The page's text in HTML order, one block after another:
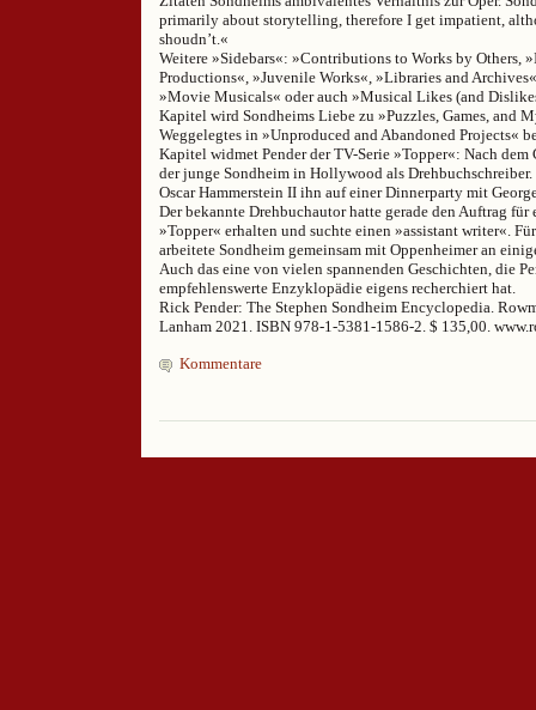
primarily about storytelling, therefore I get impatient,
shoudn’t.«
Weitere »Sidebars«: »Contributions to Works by Others,
Productions«, »Juvenile Works«, »Libraries and
»Movie Musicals« oder auch »Musical Likes (and
Kapitel wird Sondheims Liebe zu »Puzzles, Games, and
Weggelegtes in »Unproduced and Abandoned Projects«
Kapitel widmet Pender der TV-Serie »Topper«: Nach
der junge Sondheim in Hollywood als Drehbuchschreiber.
Oscar Hammerstein II ihn auf einer Dinnerparty mit
Der bekannte Drehbuchautor hatte gerade den Auftrag
»Topper« erhalten und suchte einen »assistant writer«.
arbeitete Sondheim gemeinsam mit Oppenheimer an
Auch das eine von vielen spannenden Geschichten, die
empfehlenswerte Enzyklopädie eigens recherchiert hat.
Rick Pender: The Stephen Sondheim Encyclopedia.
Lanham 2021. ISBN 978-1-5381-1586-2. $ 135,00.
Kommentare